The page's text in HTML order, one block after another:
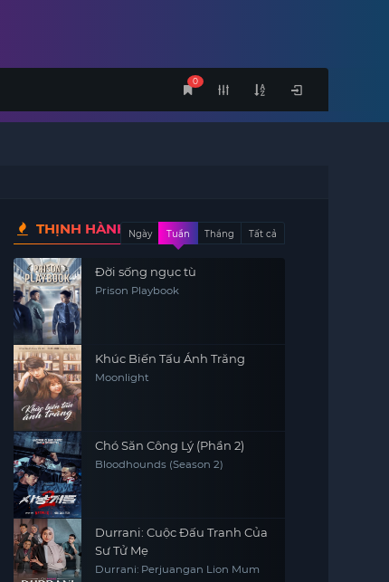
0
THỊNH HÀNHNgày Tuần Tháng Tất cả
Đời sống ngục tù
Prison Playbook
Khúc Biến Tấu Ánh Trăng
Moonlight
Chó Săn Công Lý (Phần 2)
Bloodhounds (Season 2)
Durrani: Cuộc Đấu Tranh Của
Sư Tử Mẹ
Durrani: Perjuangan Lion Mum